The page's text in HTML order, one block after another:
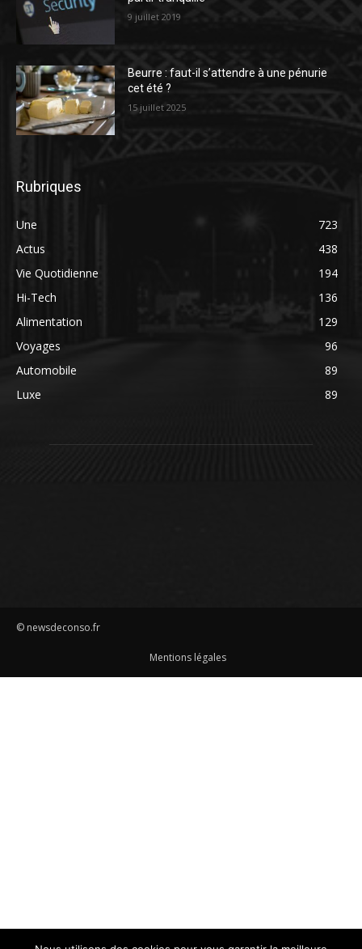
9 juillet 2019
Beurre : faut-il s’attendre à une pénurie
cet été ?
15 juillet 2025
Rubriques
Une
723
Actus
438
Vie Quotidienne
194
Hi-Tech
136
Alimentation
129
Voyages
96
Automobile
89
Luxe
89
© newsdeconso.fr
Mentions légales